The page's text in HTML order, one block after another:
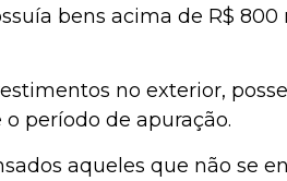
bens acima de R$ 800
no exterior,
período de apuração.
aqueles que não se